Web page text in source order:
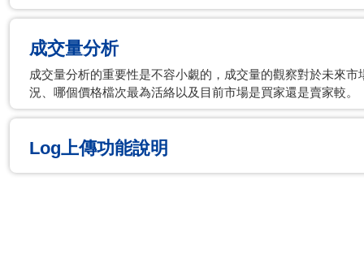
成交量分析
成交量分析的重要性是不容小覷的，成交量的觀察對於未來
況、哪個價格檔次最為活絡以及目前市場是買家還是賣家較。
Log上傳功能說明